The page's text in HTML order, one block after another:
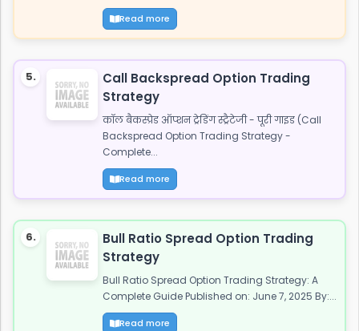
Read more
5.
Call Backspread Option Trading
Strategy
कॉल बैकस्प्रेड ऑप्शन ट्रेडिंग स्ट्रैटेजी - पूरी गाइड (Call
Backspread Option Trading Strategy -
Complete...
Read more
6.
Bull Ratio Spread Option Trading
Strategy
Bull Ratio Spread Option Trading Strategy: A
Complete Guide Published on: June 7, 2025 By:...
Read more